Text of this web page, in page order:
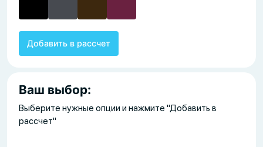
Добавить в рассчет
Ваш выбор:
Выберите нужные опции и нажмите "Добавить в
рассчет"